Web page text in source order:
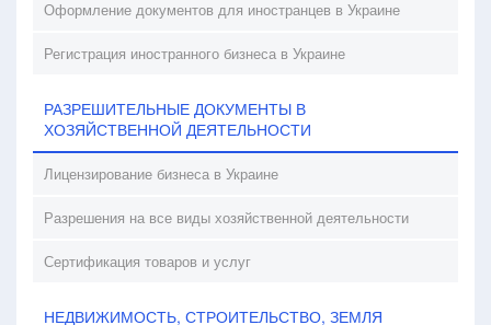
Оформление документов для иностранцев в Украине
Регистрация иностранного бизнеса в Украине
РАЗРЕШИТЕЛЬНЫЕ ДОКУМЕНТЫ В
ХОЗЯЙСТВЕННОЙ ДЕЯТЕЛЬНОСТИ
Лицензирование бизнеса в Украине
Разрешения на все виды хозяйственной деятельности
Сертификация товаров и услуг
НЕДВИЖИМОСТЬ, СТРОИТЕЛЬСТВО, ЗЕМЛЯ